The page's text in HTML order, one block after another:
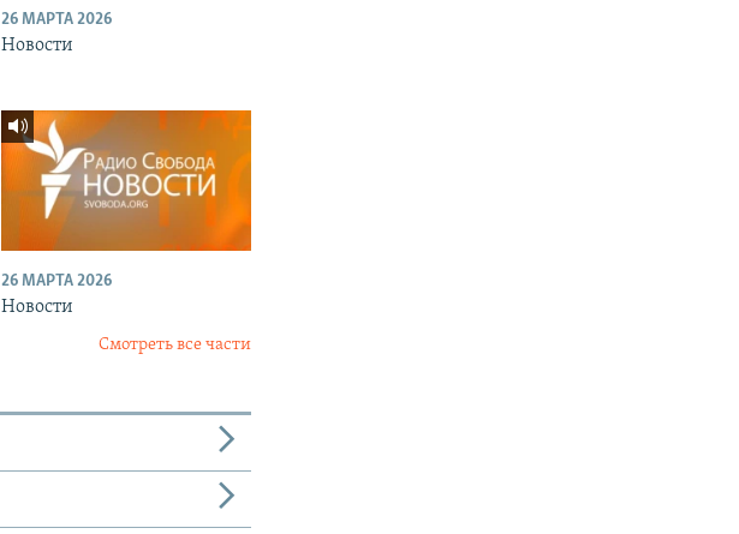
26 МАРТА 2026
Новости
26 МАРТА 2026
Новости
Смотреть все части